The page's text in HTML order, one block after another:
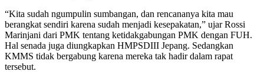
“Kita sudah ngumpulin sumbangan, dan rencananya kita mau
berangkat sendiri karena sudah menjadi kesepakatan,” ujar Rossi
Marinjani dari PMK tentang ketidakgabungan PMK dengan FUH.
Hal senada juga diungkapkan HMPSDIII Jepang. Sedangkan
KMMS tidak bergabung karena mereka tak hadir dalam rapat
tersebut.